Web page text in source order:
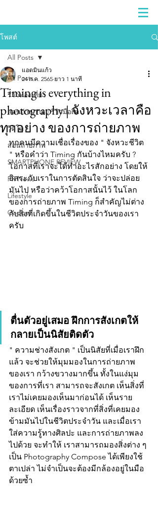
โพสต์
All Posts
รีวิวท่องเที่ยว
สอนถ่ายภาพ | รีวิวมือถือ
วีดีโอ
สอนถ่ายภาพ
SMARTPHONE REVIEW
PR News
Lifestyle
Gadget
All Posts
Timing is everything in
photography | จังหวะเวลาคือ
ทุกอย่าง ของการถ่ายภาพ
แอดมินแก้ว
24 ก.ค. 2565 ยาว 1 นาที
ทุกคนมีความเชื่อเรื่องของ " จังหวะชีวิต
" หรือคำว่า Timing กันบ้างไหมครับ ?
โอกาสที่เราจะได้ทำอะไรสักอย่าง โดยให้
อิสระกับเราในการตัดสินใจ ว่าจะปล่อย
มันไป หรือว่าคว้าโอกาสนั้นไว้ ในโลก
ของการถ่ายภาพ Timing ก็สำคัญไม่ต่าง
กับสิ่งที่เกิดขึ้นในชีวิตประจำวันของเรา
ครับ
ตื่นตัวอยู่เสมอ ฝึกการสังเกตให้
กลายเป็นนิสัยติดตัว
" ความช่างสังเกต " เป็นนิสัยที่เมื่อเราฝึก
แล้ว จะช่วยให้มุมมองในการถ่ายภาพ
ของเรา กว้างขวางมากขึ้น ทั้งในแง่มุม
ของการที่เรา สามารถจะสังเกต เห็นสิ่งที่
เราไม่เคยมองเห็นมาก่อนได้ เห็นราย
ละเอียด เห็นเรื่องราวจากที่สิ่งที่เคยมอง
ข้ามมันไปในชีวิตประจำวัน และเมื่อเรา
ใส่ความรู้ทางศิลปะ และการถ่ายภาพลง
ไปด้วย จะทำให้ เราสามารถมองสิ่งต่าง ๆ
เป็น Photography Compose ได้เพียงใช้
ตาเปล่า ไม่จำเป็นจะต้องมีกล้องอยู่ในมือ
ด้วยซ้ำ